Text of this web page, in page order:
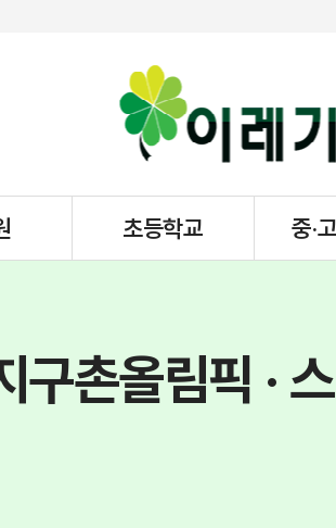
초등학교 중·
구촌올림픽 ·